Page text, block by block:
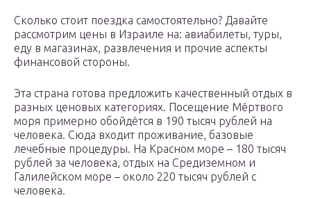
Сколько стоит поездка самостоятельно? Давайте
рассмотрим цены в Израиле на: авиабилеты, туры,
еду в магазинах, развлечения и прочие аспекты
финансовой стороны.
Эта страна готова предложить качественный отдых в
разных ценовых категориях. Посещение Мёртвого
моря примерно обойдётся в 190 тысяч рублей на
человека. Сюда входит проживание, базовые
лечебные процедуры. На Красном море – 180 тысяч
рублей за человека, отдых на Средиземном и
Галилейском море – около 220 тысяч рублей с
человека.